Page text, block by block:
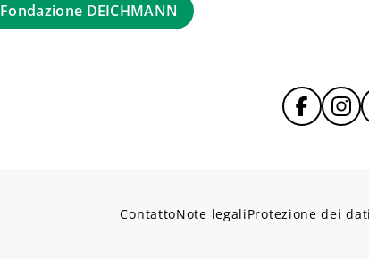
Fondazione DEICHMANN
ContattoNote legaliProtezione dei